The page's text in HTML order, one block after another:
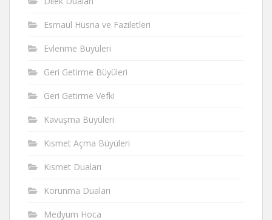
Esmaül Hüsna ve Faziletleri
Evlenme Büyüleri
Geri Getirme Büyüleri
Geri Getirme Vefki
Kavuşma Büyüleri
Kısmet Açma Büyüleri
Kısmet Duaları
Korunma Duaları
Medyum Hoca